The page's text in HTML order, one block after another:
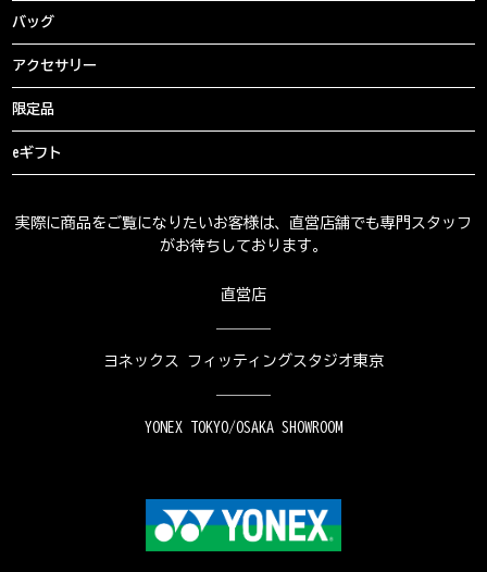
バッグ
アクセサリー
限定品
eギフト
実際に商品をご覧になりたいお客様は、直営店舗でも専門スタッフ
がお待ちしております。
直営店
ヨネックス フィッティングスタジオ東京
YONEX TOKYO/OSAKA SHOWROOM